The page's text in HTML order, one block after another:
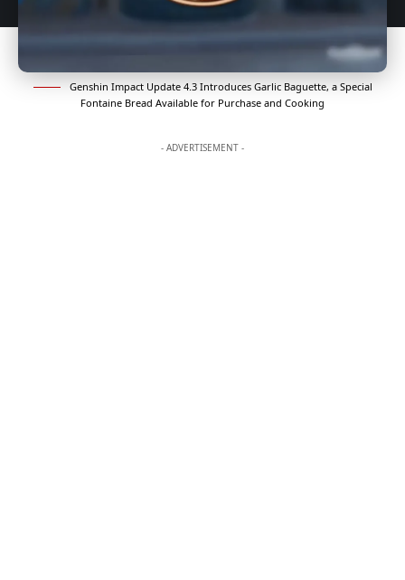
Genshin Impact Update 4.3 Introduces Garlic Baguette, a Special
Fontaine Bread Available for Purchase and Cooking
- ADVERTISEMENT -